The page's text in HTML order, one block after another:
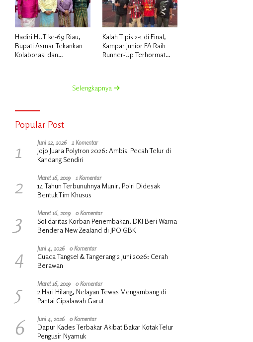
Hadiri HUT ke-69 Riau,
Bupati Asmar Tekankan
Kolaborasi dan
Kalah Tipis 2-1 di Final,
Kampar Junior FA Raih
Runner-Up Terhormat
Selengkapnya
Popular Post
1 Juni 22, 2026 2 Komentar
Jojo Juara Polytron 2026: Ambisi Pecah Telur di
Kandang Sendiri
2 Maret 16, 2019 1 Komentar
14 Tahun Terbunuhnya Munir, Polri Didesak
Bentuk Tim Khusus
3 Maret 16, 2019 0 Komentar
Solidaritas Korban Penembakan, DKI Beri Warna
Bendera New Zealand di JPO GBK
4 Juni 4, 2026 0 Komentar
Cuaca Tangsel & Tangerang 2 Juni 2026: Cerah
Berawan
5 Maret 16, 2019 0 Komentar
2 Hari Hilang, Nelayan Tewas Mengambang di
Pantai Cipalawah Garut
6 Juni 4, 2026 0 Komentar
Dapur Kades Terbakar Akibat Bakar Kotak Telur
Pengusir Nyamuk